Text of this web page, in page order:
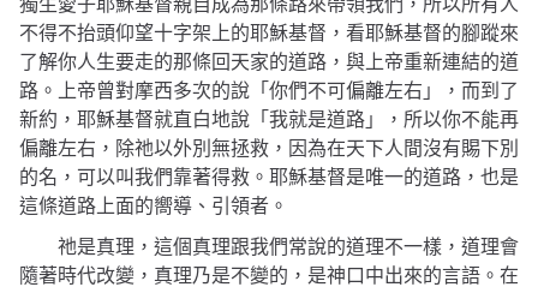
獨生愛子耶穌基督親自成為那條路來帶領我們，所以所有人
不得不抬頭仰望十字架上的耶穌基督，看耶穌基督的腳蹤來
了解你人生要走的那條回天家的道路，與上帝重新連結的道
路。上帝曾對摩西多次的說 「你們不可偏離左右」， 而到了
新約，耶穌基督就直白地說 「我就是道路」， 所以你不能再
偏離左右，除祂以外別無拯救，因為在天下人間沒有賜下別
的名，可以叫我們靠著得救。耶穌基督是唯一的道路，也是
這條道路上面的嚮導、引領者。
祂是真理，這個真理跟我們常說的道理不一樣，道理會
隨著時代改變，真理乃是不變的，是神口中出來的言語。在